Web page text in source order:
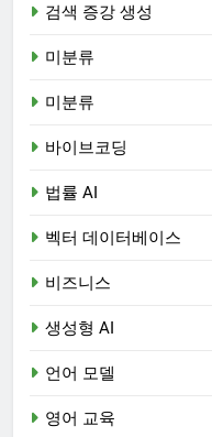
검색 증강 생성
미분류
미분류
바이브코딩
법률 AI
벡터 데이터베이스
비즈니스
생성형 AI
언어 모델
영어 교육